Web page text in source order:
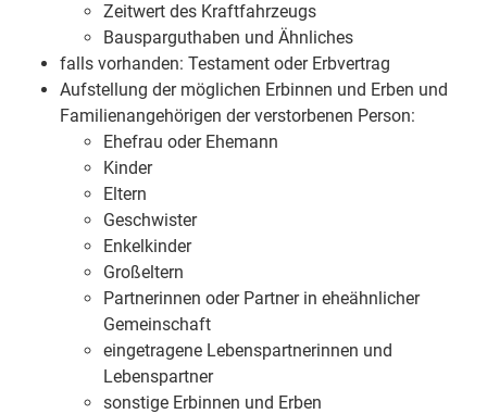
Zeitwert des Kraftfahrzeugs
Bausparguthaben und Ähnliches
falls vorhanden: Testament oder Erbvertrag
Aufstellung der möglichen Erbinnen und Erben und
Familienangehörigen der verstorbenen Person:
Ehefrau oder Ehemann
Kinder
Eltern
Geschwister
Enkelkinder
Großeltern
Partnerinnen oder Partner in eheähnlicher
Gemeinschaft
eingetragene Lebenspartnerinnen und
Lebenspartner
sonstige Erbinnen und Erben